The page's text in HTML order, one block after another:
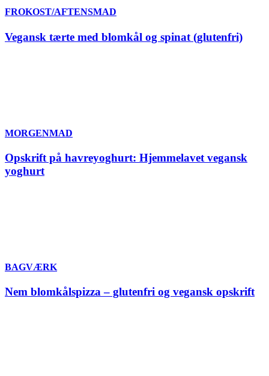
FROKOST/AFTENSMAD
Vegansk tærte med blomkål og spinat (glutenfri)
MORGENMAD
Opskrift på havreyoghurt: Hjemmelavet vegansk
yoghurt
BAGVÆRK
Nem blomkålspizza – glutenfri og vegansk opskrift